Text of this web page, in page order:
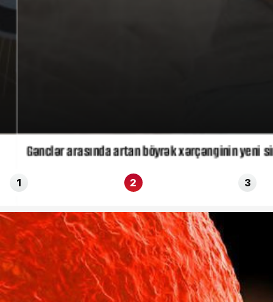
Gənclər arasında artan böyrək xərçənginin yeni
1 2 3